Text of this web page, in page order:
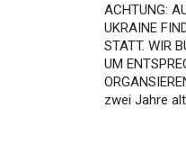
ACHTUNG:
UKRAINE
STATT. WIR
UM
zwei Jahre